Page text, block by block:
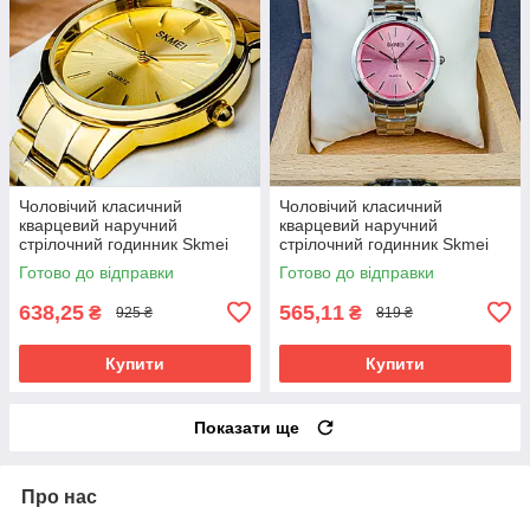
Чоловічий класичний
кварцевий наручний
стрілочний годинник Skmei
1694 GD
Готово до відправки
638,25 ₴ 925 ₴
Купити
Чоловічий класичний
кварцевий наручний
стрілочний годинник Skmei
1694 PK
Готово до відправки
565,11 ₴ 819 ₴
Купити
Показати ще
Про нас